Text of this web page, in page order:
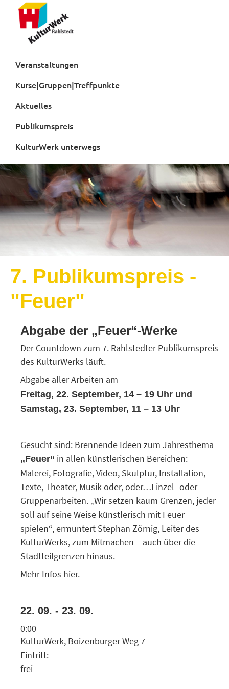
Hauptnavigation
springen
Inhalt
springen
Rahlstedt
Veranstaltungen
Kurse|Gruppen|Treffpunkte
Aktuelles
Publikumspreis
KulturWerk unterwegs
7. Publikumspreis -
"Feuer"
Abgabe der „Feuer“-Werke
Der Countdown zum 7. Rahlstedter Publikumspreis
des KulturWerks läuft.
Abgabe aller Arbeiten am
Freitag, 22. September, 14 – 19 Uhr und
Samstag, 23. September, 11 – 13 Uhr
Gesucht sind: Brennende Ideen zum Jahresthema
„Feuer“ in allen künstlerischen Bereichen:
Malerei, Fotografie, Video, Skulptur, Installation,
Texte, Theater, Musik oder, oder…Einzel- oder
Gruppenarbeiten. „Wir setzen kaum Grenzen, jeder
soll auf seine Weise künstlerisch mit Feuer
spielen“, ermuntert Stephan Zörnig, Leiter des
KulturWerks, zum Mitmachen – auch über die
Stadtteilgrenzen hinaus.
Mehr Infos hier.
22. 09. - 23. 09.
0:00
KulturWerk, Boizenburger Weg 7
Eintritt:
frei